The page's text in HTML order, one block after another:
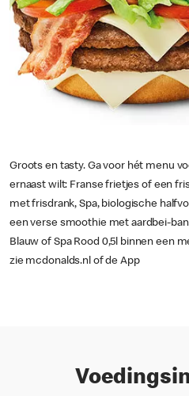
Groots en tasty. Ga voor hét menu
ernaast wilt: Franse frietjes of een
met frisdrank, Spa, biologische
een verse smoothie met aardbei-
Blauw of Spa Rood 0,5l binnen een
zie mcdonalds.nl of de App